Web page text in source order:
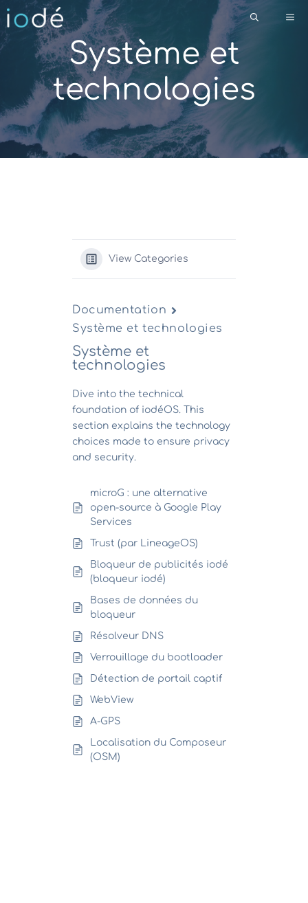
Aller
au
contenu
Système et
technologies
View Categories
Documentation
Système et technologies
Système et
technologies
Dive into the technical
foundation of iodéOS. This
section explains the technology
choices made to ensure privacy
and security.
microG : une alternative
open-source à Google Play
Services
Trust (par LineageOS)
Bloqueur de publicités iodé
(bloqueur iodé)
Bases de données du
bloqueur
Résolveur DNS
Verrouillage du bootloader
Détection de portail captif
WebView
A-GPS
Localisation du Composeur
(OSM)